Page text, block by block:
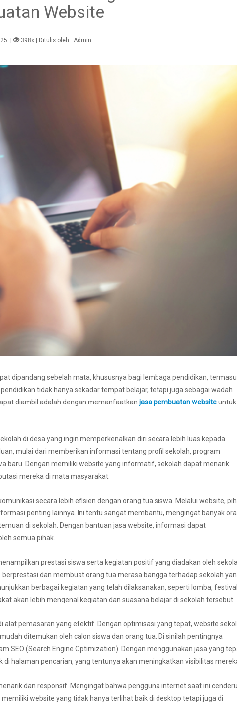
Website
| 398x | Ditulis oleh : Admin
dipandang sebelah mata, khususnya bagi lembaga pendidikan,
tidak hanya sekadar tempat belajar, tetapi juga sebagai wadah
diambil adalah dengan memanfaatkan jasa pembuatan websiteuntuk
di desa yang ingin memperkenalkan diri secara lebih luas kepada
mulai dari memberikan informasi tentang profil sekolah, program
baru. Dengan memiliki website yang informatif, sekolah dapat menarik
mereka di mata masyarakat.
secara lebih efisien dengan orang tua siswa. Melalui website,
penting lainnya. Ini tentu sangat membantu, mengingat banyak
di sekolah. Dengan bantuan jasa website, informasi dapat
semua pihak.
prestasi siswa serta kegiatan positif yang diadakan oleh
dan membuat orang tua merasa bangga terhadap sekolah
berbagai kegiatan yang telah dilaksanakan, seperti lomba, festival
akan lebih mengenal kegiatan dan suasana belajar di sekolah tersebut.
pemasaran yang efektif. Dengan optimisasi yang tepat, website
ditemukan oleh calon siswa dan orang tua. Di sinilah pentingnya
SEO (Search Engine Optimization). Dengan menggunakan jasa yang
halaman pencarian, yang tentunya akan meningkatkan visibilitas
dan responsif. Mengingat bahwa pengguna internet saat ini
website yang tidak hanya terlihat baik di desktop tetapi juga di